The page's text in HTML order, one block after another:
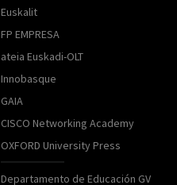
Euskalit
FP EMPRESA
ateia Euskadi-OLT
Innobasque
GAIA
CISCO Networking Academy
OXFORD University Press
Departamento de Educación GV